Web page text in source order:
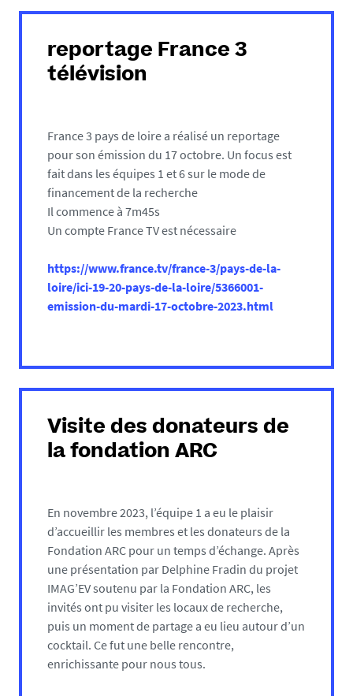
reportage France 3
télévision
France 3 pays de loire a réalisé un reportage
pour son émission du 17 octobre. Un focus est
fait dans les équipes 1 et 6 sur le mode de
financement de la recherche
Il commence à 7m45s
Un compte France TV est nécessaire
https://www.france.tv/france-3/pays-de-la-
loire/ici-19-20-pays-de-la-loire/5366001-
emission-du-mardi-17-octobre-2023.html
Visite des donateurs de
la fondation ARC
En novembre 2023, l’équipe 1 a eu le plaisir
d’accueillir les membres et les donateurs de la
Fondation ARC pour un temps d’échange. Après
une présentation par Delphine Fradin du projet
IMAG’EV soutenu par la Fondation ARC, les
invités ont pu visiter les locaux de recherche,
puis un moment de partage a eu lieu autour d’un
cocktail. Ce fut une belle rencontre,
enrichissante pour nous tous.